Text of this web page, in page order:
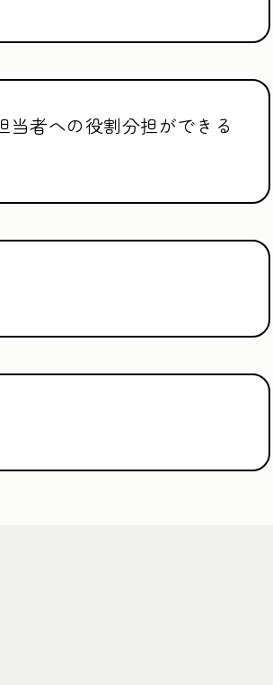
者への役割分担ができる